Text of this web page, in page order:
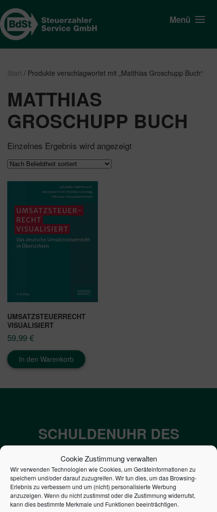
Cookie Zustimmung verwalten
Wir verwenden Technologien wie Cookies, um Geräteinformationen zu
speichern und/oder darauf zuzugreifen. Wir tun dies, um das Browsing-
Erlebnis zu verbessern und um (nicht) personalisierte Werbung
anzuzeigen. Wenn du nicht zustimmst oder die Zustimmung widerrufst,
kann dies bestimmte Merkmale und Funktionen beeinträchtigen.
Menü
Start / Produkte verschlagwortet mit „Matthias Groschupp Buch“
MATTHIAS
GROSCHUPP BUCH
Einzelnes Ergebnis wird angezeigt
UMSATZSTEUERRECHT
VISUALISIERT
59,99 €
In den Warenkorb
SCHULDENUHR DES
BUNDES DER
STEUERZAHLER
7,052€